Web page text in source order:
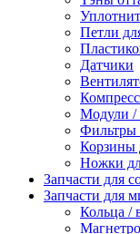
Петли
Датчики
Модули /
Фильтры
Корзины
Ножки
Запчасти для
Запчасти для
Кольца /